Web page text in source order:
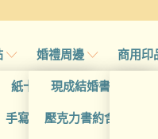
紙卡喜帖
手寫風喜帖
婚禮周邊
現成結婚書約夾
壓克力書約含木座
商用印